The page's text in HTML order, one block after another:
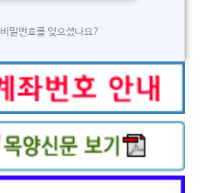
비밀번호를 잊으셨나요?